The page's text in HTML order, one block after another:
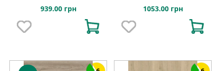
939.00 грн 1053.00 грн